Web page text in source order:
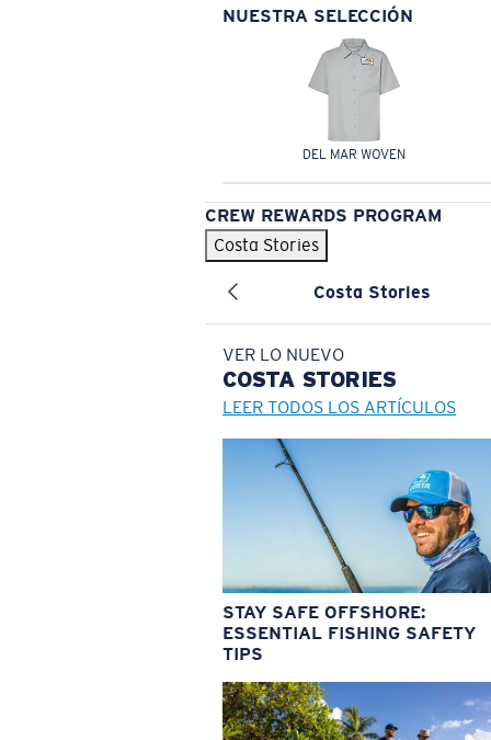
NUESTRA SELECCIÓN
DEL MAR WOVEN
CREW REWARDS PROGRAM
Costa Stories
Costa Stories
VER LO NUEVO
COSTA STORIES
LEER TODOS LOS ARTÍCULOS
STAY SAFE OFFSHORE:
ESSENTIAL FISHING SAFETY
TIPS